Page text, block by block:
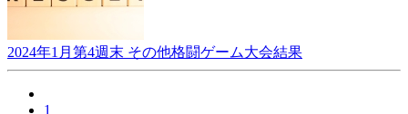
2024年1月第4週末 その他格闘ゲーム大会結果
1